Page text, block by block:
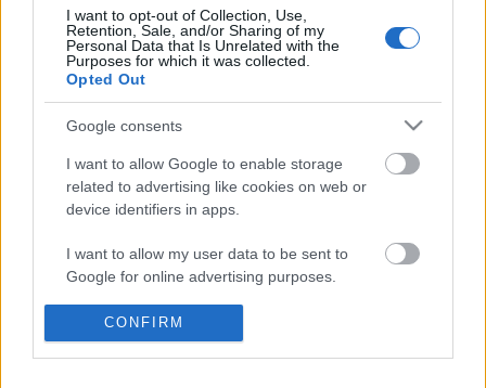
I want to opt-out of Collection, Use,
Retention, Sale, and/or Sharing of my
Personal Data that Is Unrelated with the
Purposes for which it was collected.
Opted Out
Google consents
I want to allow Google to enable storage
related to advertising like cookies on web or
device identifiers in apps.
I want to allow my user data to be sent to
Google for online advertising purposes.
I want to allow Google to send me
personalized advertising.
CONFIRM
Ajánlott bejegyzések:
Indul az e-Trafó online programsorozat
Rögtön dupla premierrel kezdi az új
évadot a Radnóti
Nagy sikerrel zárult a Veszprémi Petőfi
Színház érzékenyítő fesztiválja